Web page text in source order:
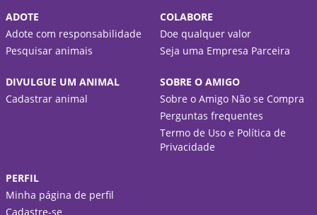
ADOTE
Adote com responsabilidade
Pesquisar animais
COLABORE
Doe qualquer valor
Seja uma Empresa Parceira
DIVULGUE UM ANIMAL
Cadastrar animal
SOBRE O AMIGO
Sobre o Amigo Não se Compra
Perguntas frequentes
Termo de Uso e Política de
Privacidade
PERFIL
Minha página de perfil
Cadastre-se